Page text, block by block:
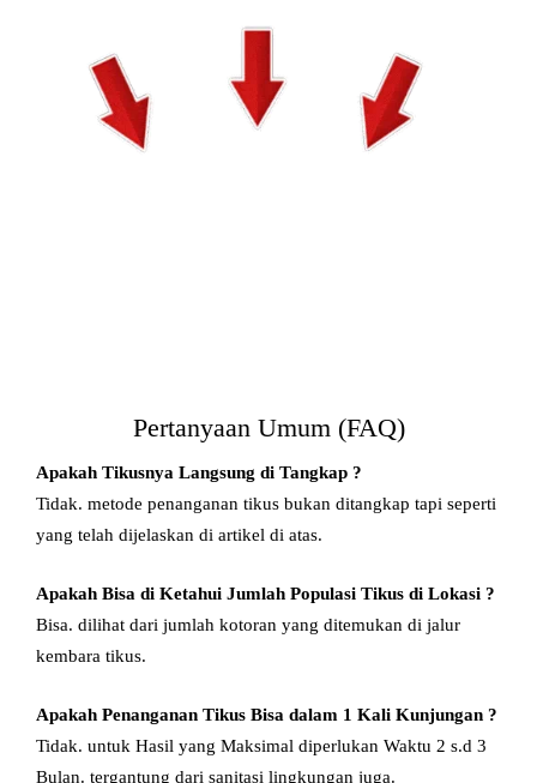
Pertanyaan Umum (FAQ)
Apakah Tikusnya Langsung di Tangkap ?
Tidak. metode penanganan tikus bukan ditangkap tapi seperti
yang telah dijelaskan di artikel di atas.
Apakah Bisa di Ketahui Jumlah Populasi Tikus di Lokasi ?
Bisa. dilihat dari jumlah kotoran yang ditemukan di jalur
kembara tikus.
Apakah Penanganan Tikus Bisa dalam 1 Kali Kunjungan ?
Tidak. untuk Hasil yang Maksimal diperlukan Waktu 2 s.d 3
Bulan. tergantung dari sanitasi lingkungan juga.